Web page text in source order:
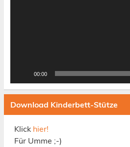
00:00
Download Kinderbett-Stütze
Klick hier!
Für Umme ;-)